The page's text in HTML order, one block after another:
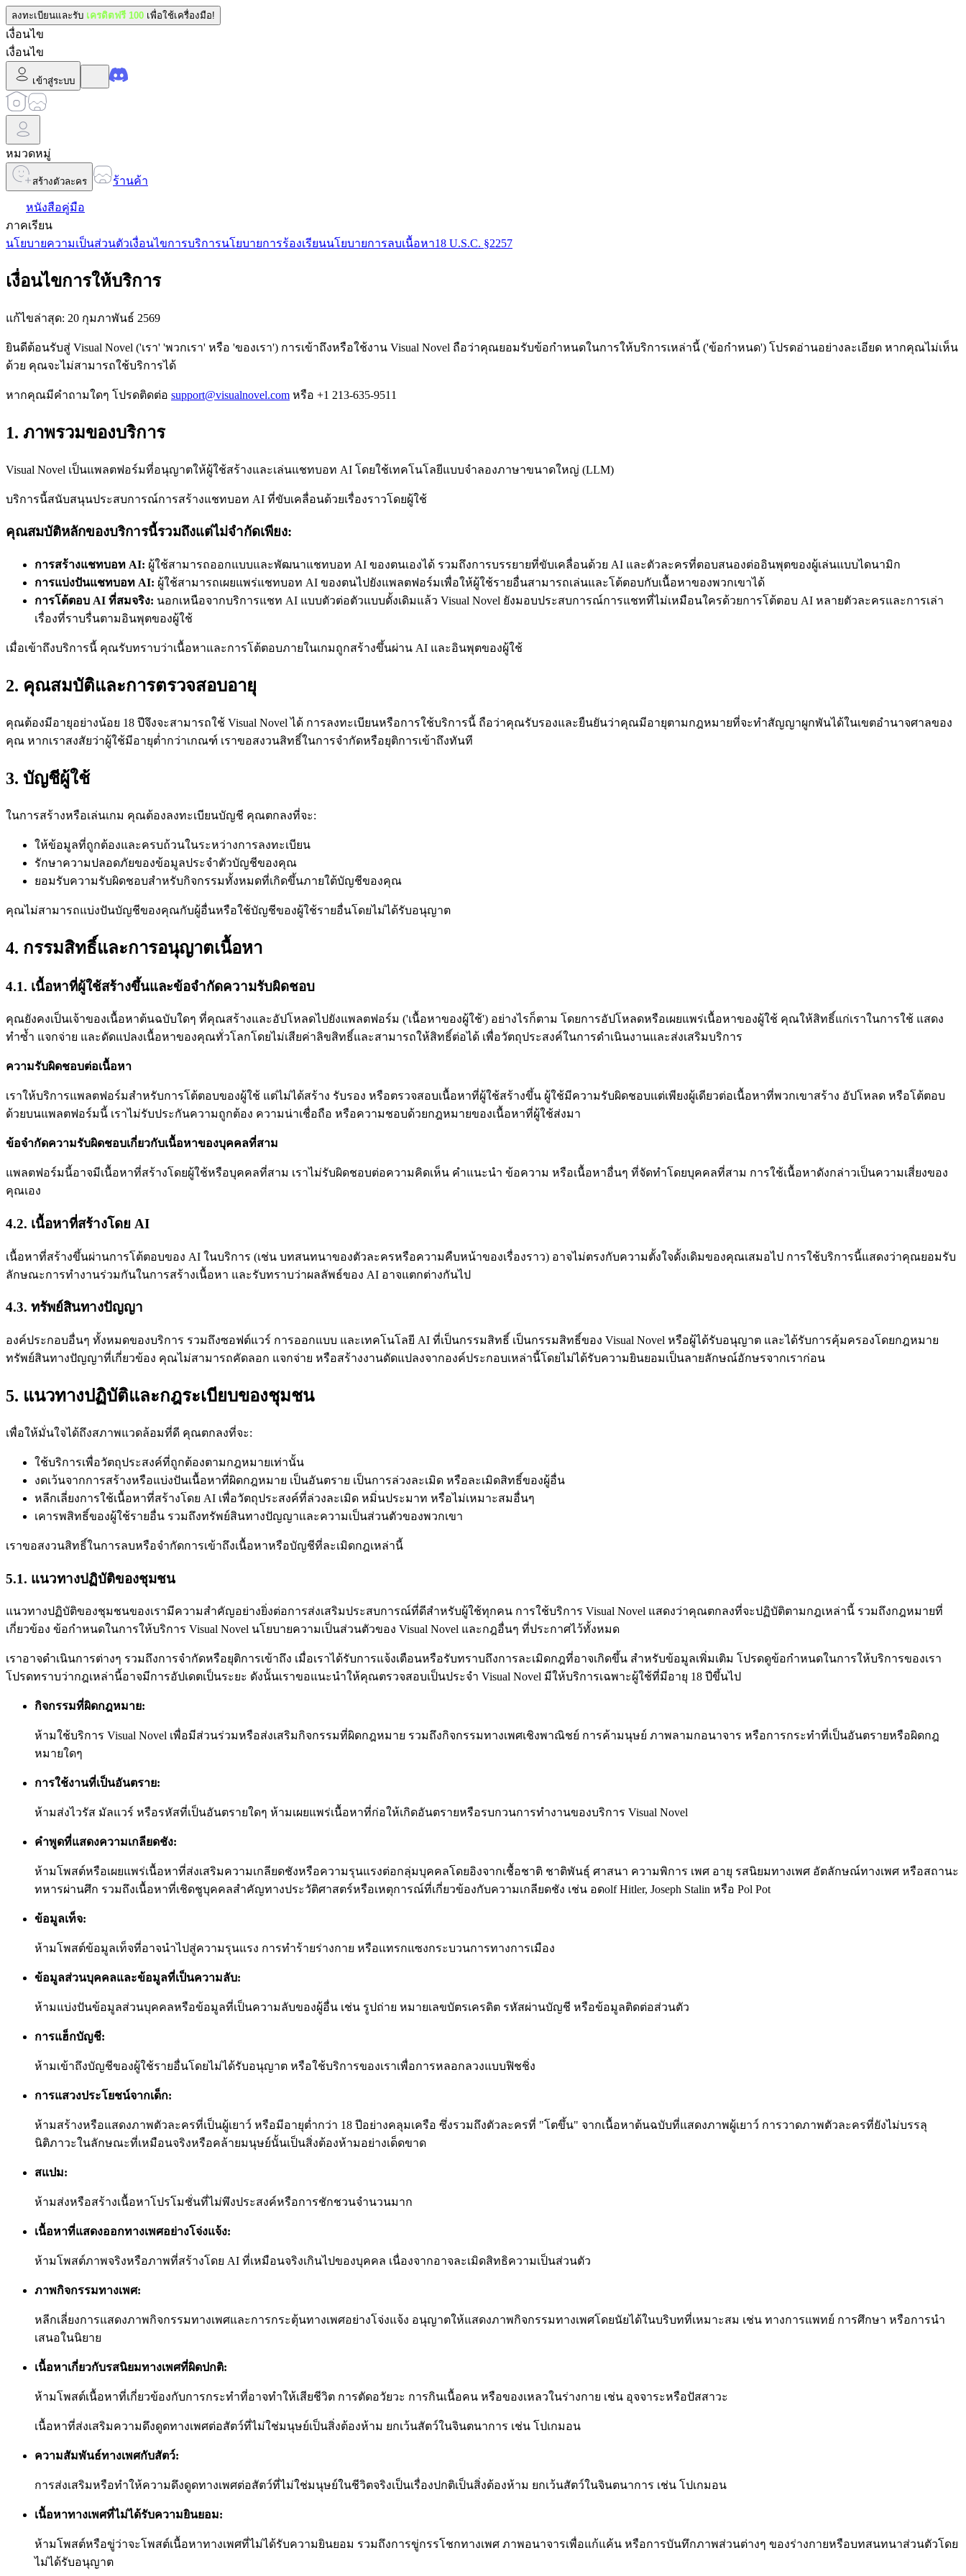
ลงทะเบียนและรับ เครดิตฟรี 100 เพื่อใช้เครื่องมือ!
เงื่อนไข
เงื่อนไข
เข้าสู่ระบบ
หมวดหมู่
สร้างตัวละคร ร้านค้า
หนังสือคู่มือ
ภาคเรียน
นโยบายความเป็นส่วนตัวเงื่อนไขการบริการนโยบายการร้องเรียนนโยบายการลบเนื้อหา18 U.S.C. §2257
เงื่อนไขการให้บริการ
แก้ไขล่าสุด: 20 กุมภาพันธ์ 2569
ยินดีต้อนรับสู่ Visual Novel ('เรา' 'พวกเรา' หรือ 'ของเรา') การเข้าถึงหรือใช้งาน Visual Novel ถือว่าคุณยอมรับข้อกำหนดในการให้บริการเหล่านี้ ('ข้อกำหนด') โปรดอ่านอย่างละเอียด หากคุณไม่เห็น
ด้วย คุณจะไม่สามารถใช้บริการได้
หากคุณมีคำถามใดๆ โปรดติดต่อ support@visualnovel.com หรือ +1 213-635-9511
1. ภาพรวมของบริการ
Visual Novel เป็นแพลตฟอร์มที่อนุญาตให้ผู้ใช้สร้างและเล่นแชทบอท AI โดยใช้เทคโนโลยีแบบจำลองภาษาขนาดใหญ่ (LLM)
บริการนี้สนับสนุนประสบการณ์การสร้างแชทบอท AI ที่ขับเคลื่อนด้วยเรื่องราวโดยผู้ใช้
คุณสมบัติหลักของบริการนี้รวมถึงแต่ไม่จำกัดเพียง:
การสร้างแชทบอท AI: ผู้ใช้สามารถออกแบบและพัฒนาแชทบอท AI ของตนเองได้ รวมถึงการบรรยายที่ขับเคลื่อนด้วย AI และตัวละครที่ตอบสนองต่ออินพุตของผู้เล่นแบบไดนามิก
การแบ่งปันแชทบอท AI: ผู้ใช้สามารถเผยแพร่แชทบอท AI ของตนไปยังแพลตฟอร์มเพื่อให้ผู้ใช้รายอื่นสามารถเล่นและโต้ตอบกับเนื้อหาของพวกเขาได้
การโต้ตอบ AI ที่สมจริง: นอกเหนือจากบริการแชท AI แบบตัวต่อตัวแบบดั้งเดิมแล้ว Visual Novel ยังมอบประสบการณ์การแชทที่ไม่เหมือนใครด้วยการโต้ตอบ AI หลายตัวละครและการเล่า
เรื่องที่ราบรื่นตามอินพุตของผู้ใช้
เมื่อเข้าถึงบริการนี้ คุณรับทราบว่าเนื้อหาและการโต้ตอบภายในเกมถูกสร้างขึ้นผ่าน AI และอินพุตของผู้ใช้
2. คุณสมบัติและการตรวจสอบอายุ
คุณต้องมีอายุอย่างน้อย 18 ปีจึงจะสามารถใช้ Visual Novel ได้ การลงทะเบียนหรือการใช้บริการนี้ ถือว่าคุณรับรองและยืนยันว่าคุณมีอายุตามกฎหมายที่จะทำสัญญาผูกพันได้ในเขตอำนาจศาลของ
คุณ หากเราสงสัยว่าผู้ใช้มีอายุต่ำกว่าเกณฑ์ เราขอสงวนสิทธิ์ในการจำกัดหรือยุติการเข้าถึงทันที
3. บัญชีผู้ใช้
ในการสร้างหรือเล่นเกม คุณต้องลงทะเบียนบัญชี คุณตกลงที่จะ:
ให้ข้อมูลที่ถูกต้องและครบถ้วนในระหว่างการลงทะเบียน
รักษาความปลอดภัยของข้อมูลประจำตัวบัญชีของคุณ
ยอมรับความรับผิดชอบสำหรับกิจกรรมทั้งหมดที่เกิดขึ้นภายใต้บัญชีของคุณ
คุณไม่สามารถแบ่งปันบัญชีของคุณกับผู้อื่นหรือใช้บัญชีของผู้ใช้รายอื่นโดยไม่ได้รับอนุญาต
4. กรรมสิทธิ์และการอนุญาตเนื้อหา
4.1. เนื้อหาที่ผู้ใช้สร้างขึ้นและข้อจำกัดความรับผิดชอบ
คุณยังคงเป็นเจ้าของเนื้อหาต้นฉบับใดๆ ที่คุณสร้างและอัปโหลดไปยังแพลตฟอร์ม ('เนื้อหาของผู้ใช้') อย่างไรก็ตาม โดยการอัปโหลดหรือเผยแพร่เนื้อหาของผู้ใช้ คุณให้สิทธิ์แก่เราในการใช้ แสดง
ทำซ้ำ แจกจ่าย และดัดแปลงเนื้อหาของคุณทั่วโลกโดยไม่เสียค่าลิขสิทธิ์และสามารถให้สิทธิ์ต่อได้ เพื่อวัตถุประสงค์ในการดำเนินงานและส่งเสริมบริการ
ความรับผิดชอบต่อเนื้อหา
เราให้บริการแพลตฟอร์มสำหรับการโต้ตอบของผู้ใช้ แต่ไม่ได้สร้าง รับรอง หรือตรวจสอบเนื้อหาที่ผู้ใช้สร้างขึ้น ผู้ใช้มีความรับผิดชอบแต่เพียงผู้เดียวต่อเนื้อหาที่พวกเขาสร้าง อัปโหลด หรือโต้ตอบ
ด้วยบนแพลตฟอร์มนี้ เราไม่รับประกันความถูกต้อง ความน่าเชื่อถือ หรือความชอบด้วยกฎหมายของเนื้อหาที่ผู้ใช้ส่งมา
ข้อจำกัดความรับผิดชอบเกี่ยวกับเนื้อหาของบุคคลที่สาม
แพลตฟอร์มนี้อาจมีเนื้อหาที่สร้างโดยผู้ใช้หรือบุคคลที่สาม เราไม่รับผิดชอบต่อความคิดเห็น คำแนะนำ ข้อความ หรือเนื้อหาอื่นๆ ที่จัดทำโดยบุคคลที่สาม การใช้เนื้อหาดังกล่าวเป็นความเสี่ยงของ
คุณเอง
4.2. เนื้อหาที่สร้างโดย AI
เนื้อหาที่สร้างขึ้นผ่านการโต้ตอบของ AI ในบริการ (เช่น บทสนทนาของตัวละครหรือความคืบหน้าของเรื่องราว) อาจไม่ตรงกับความตั้งใจดั้งเดิมของคุณเสมอไป การใช้บริการนี้แสดงว่าคุณยอมรับ
ลักษณะการทำงานร่วมกันในการสร้างเนื้อหา และรับทราบว่าผลลัพธ์ของ AI อาจแตกต่างกันไป
4.3. ทรัพย์สินทางปัญญา
องค์ประกอบอื่นๆ ทั้งหมดของบริการ รวมถึงซอฟต์แวร์ การออกแบบ และเทคโนโลยี AI ที่เป็นกรรมสิทธิ์ เป็นกรรมสิทธิ์ของ Visual Novel หรือผู้ได้รับอนุญาต และได้รับการคุ้มครองโดยกฎหมาย
ทรัพย์สินทางปัญญาที่เกี่ยวข้อง คุณไม่สามารถคัดลอก แจกจ่าย หรือสร้างงานดัดแปลงจากองค์ประกอบเหล่านี้โดยไม่ได้รับความยินยอมเป็นลายลักษณ์อักษรจากเราก่อน
5. แนวทางปฏิบัติและกฎระเบียบของชุมชน
เพื่อให้มั่นใจได้ถึงสภาพแวดล้อมที่ดี คุณตกลงที่จะ:
ใช้บริการเพื่อวัตถุประสงค์ที่ถูกต้องตามกฎหมายเท่านั้น
งดเว้นจากการสร้างหรือแบ่งปันเนื้อหาที่ผิดกฎหมาย เป็นอันตราย เป็นการล่วงละเมิด หรือละเมิดสิทธิ์ของผู้อื่น
หลีกเลี่ยงการใช้เนื้อหาที่สร้างโดย AI เพื่อวัตถุประสงค์ที่ล่วงละเมิด หมิ่นประมาท หรือไม่เหมาะสมอื่นๆ
เคารพสิทธิ์ของผู้ใช้รายอื่น รวมถึงทรัพย์สินทางปัญญาและความเป็นส่วนตัวของพวกเขา
เราขอสงวนสิทธิ์ในการลบหรือจำกัดการเข้าถึงเนื้อหาหรือบัญชีที่ละเมิดกฎเหล่านี้
5.1. แนวทางปฏิบัติของชุมชน
แนวทางปฏิบัติของชุมชนของเรามีความสำคัญอย่างยิ่งต่อการส่งเสริมประสบการณ์ที่ดีสำหรับผู้ใช้ทุกคน การใช้บริการ Visual Novel แสดงว่าคุณตกลงที่จะปฏิบัติตามกฎเหล่านี้ รวมถึงกฎหมายที่
เกี่ยวข้อง ข้อกำหนดในการให้บริการ Visual Novel นโยบายความเป็นส่วนตัวของ Visual Novel และกฎอื่นๆ ที่ประกาศไว้ทั้งหมด
เราอาจดำเนินการต่างๆ รวมถึงการจำกัดหรือยุติการเข้าถึง เมื่อเราได้รับการแจ้งเตือนหรือรับทราบถึงการละเมิดกฎที่อาจเกิดขึ้น สำหรับข้อมูลเพิ่มเติม โปรดดูข้อกำหนดในการให้บริการของเรา
โปรดทราบว่ากฎเหล่านี้อาจมีการอัปเดตเป็นระยะ ดังนั้นเราขอแนะนำให้คุณตรวจสอบเป็นประจำ Visual Novel มีให้บริการเฉพาะผู้ใช้ที่มีอายุ 18 ปีขึ้นไป
กิจกรรมที่ผิดกฎหมาย:
ห้ามใช้บริการ Visual Novel เพื่อมีส่วนร่วมหรือส่งเสริมกิจกรรมที่ผิดกฎหมาย รวมถึงกิจกรรมทางเพศเชิงพาณิชย์ การค้ามนุษย์ ภาพลามกอนาจาร หรือการกระทำที่เป็นอันตรายหรือผิดกฎ
หมายใดๆ
การใช้งานที่เป็นอันตราย:
ห้ามส่งไวรัส มัลแวร์ หรือรหัสที่เป็นอันตรายใดๆ ห้ามเผยแพร่เนื้อหาที่ก่อให้เกิดอันตรายหรือรบกวนการทำงานของบริการ Visual Novel
คำพูดที่แสดงความเกลียดชัง:
ห้ามโพสต์หรือเผยแพร่เนื้อหาที่ส่งเสริมความเกลียดชังหรือความรุนแรงต่อกลุ่มบุคคลโดยอิงจากเชื้อชาติ ชาติพันธุ์ ศาสนา ความพิการ เพศ อายุ รสนิยมทางเพศ อัตลักษณ์ทางเพศ หรือสถานะ
ทหารผ่านศึก รวมถึงเนื้อหาที่เชิดชูบุคคลสำคัญทางประวัติศาสตร์หรือเหตุการณ์ที่เกี่ยวข้องกับความเกลียดชัง เช่น อดolf Hitler, Joseph Stalin หรือ Pol Pot
ข้อมูลเท็จ:
ห้ามโพสต์ข้อมูลเท็จที่อาจนำไปสู่ความรุนแรง การทำร้ายร่างกาย หรือแทรกแซงกระบวนการทางการเมือง
ข้อมูลส่วนบุคคลและข้อมูลที่เป็นความลับ:
ห้ามแบ่งปันข้อมูลส่วนบุคคลหรือข้อมูลที่เป็นความลับของผู้อื่น เช่น รูปถ่าย หมายเลขบัตรเครดิต รหัสผ่านบัญชี หรือข้อมูลติดต่อส่วนตัว
การแฮ็กบัญชี:
ห้ามเข้าถึงบัญชีของผู้ใช้รายอื่นโดยไม่ได้รับอนุญาต หรือใช้บริการของเราเพื่อการหลอกลวงแบบฟิชชิ่ง
การแสวงประโยชน์จากเด็ก:
ห้ามสร้างหรือแสดงภาพตัวละครที่เป็นผู้เยาว์ หรือมีอายุต่ำกว่า 18 ปีอย่างคลุมเครือ ซึ่งรวมถึงตัวละครที่ "โตขึ้น" จากเนื้อหาต้นฉบับที่แสดงภาพผู้เยาว์ การวาดภาพตัวละครที่ยังไม่บรรลุ
นิติภาวะในลักษณะที่เหมือนจริงหรือคล้ายมนุษย์นั้นเป็นสิ่งต้องห้ามอย่างเด็ดขาด
สแปม:
ห้ามส่งหรือสร้างเนื้อหาโปรโมชั่นที่ไม่พึงประสงค์หรือการชักชวนจำนวนมาก
เนื้อหาที่แสดงออกทางเพศอย่างโจ่งแจ้ง:
ห้ามโพสต์ภาพจริงหรือภาพที่สร้างโดย AI ที่เหมือนจริงเกินไปของบุคคล เนื่องจากอาจละเมิดสิทธิความเป็นส่วนตัว
ภาพกิจกรรมทางเพศ:
หลีกเลี่ยงการแสดงภาพกิจกรรมทางเพศและการกระตุ้นทางเพศอย่างโจ่งแจ้ง อนุญาตให้แสดงภาพกิจกรรมทางเพศโดยนัยได้ในบริบทที่เหมาะสม เช่น ทางการแพทย์ การศึกษา หรือการนำ
เสนอในนิยาย
เนื้อหาเกี่ยวกับรสนิยมทางเพศที่ผิดปกติ:
ห้ามโพสต์เนื้อหาที่เกี่ยวข้องกับการกระทำที่อาจทำให้เสียชีวิต การตัดอวัยวะ การกินเนื้อคน หรือของเหลวในร่างกาย เช่น อุจจาระหรือปัสสาวะ
เนื้อหาที่ส่งเสริมความดึงดูดทางเพศต่อสัตว์ที่ไม่ใช่มนุษย์เป็นสิ่งต้องห้าม ยกเว้นสัตว์ในจินตนาการ เช่น โปเกมอน
ความสัมพันธ์ทางเพศกับสัตว์:
การส่งเสริมหรือทำให้ความดึงดูดทางเพศต่อสัตว์ที่ไม่ใช่มนุษย์ในชีวิตจริงเป็นเรื่องปกติเป็นสิ่งต้องห้าม ยกเว้นสัตว์ในจินตนาการ เช่น โปเกมอน
เนื้อหาทางเพศที่ไม่ได้รับความยินยอม:
ห้ามโพสต์หรือขู่ว่าจะโพสต์เนื้อหาทางเพศที่ไม่ได้รับความยินยอม รวมถึงการขู่กรรโชกทางเพศ ภาพอนาจารเพื่อแก้แค้น หรือการบันทึกภาพส่วนต่างๆ ของร่างกายหรือบทสนทนาส่วนตัวโดย
ไม่ได้รับอนุญาต